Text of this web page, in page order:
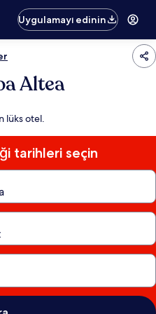
Uygulamayı edinin
Altea
lüks otel.
tarihleri seçin